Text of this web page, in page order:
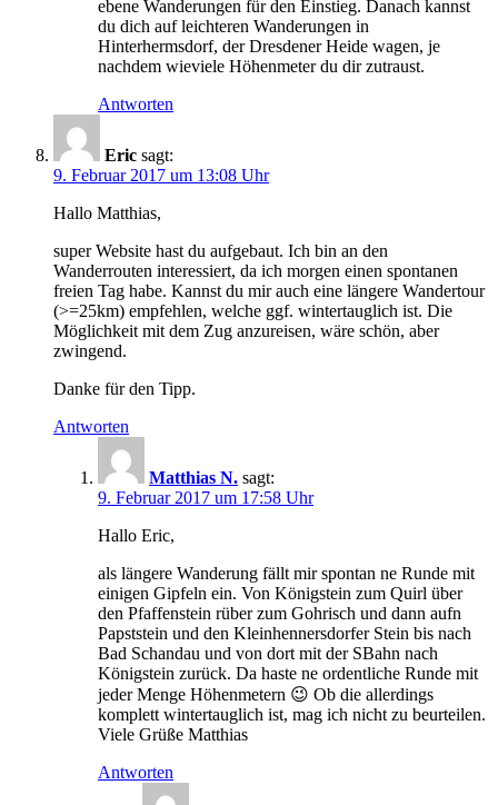
ebene Wanderungen für den Einstieg. Danach kannst
du dich auf leichteren Wanderungen in
Hinterhermsdorf, der Dresdener Heide wagen, je
nachdem wieviele Höhenmeter du dir zutraust.
Antworten
Eric sagt:
9. Februar 2017 um 13:08 Uhr
Hallo Matthias,
super Website hast du aufgebaut. Ich bin an den
Wanderrouten interessiert, da ich morgen einen spontanen
freien Tag habe. Kannst du mir auch eine längere Wandertour
(>=25km) empfehlen, welche ggf. wintertauglich ist. Die
Möglichkeit mit dem Zug anzureisen, wäre schön, aber
zwingend.
Danke für den Tipp.
Antworten
Matthias N. sagt:
9. Februar 2017 um 17:58 Uhr
Hallo Eric,
als längere Wanderung fällt mir spontan ne Runde mit
einigen Gipfeln ein. Von Königstein zum Quirl über
den Pfaffenstein rüber zum Gohrisch und dann aufn
Papststein und den Kleinhennersdorfer Stein bis nach
Bad Schandau und von dort mit der SBahn nach
Königstein zurück. Da haste ne ordentliche Runde mit
jeder Menge Höhenmetern 😉 Ob die allerdings
komplett wintertauglich ist, mag ich nicht zu beurteilen.
Viele Grüße Matthias
Antworten